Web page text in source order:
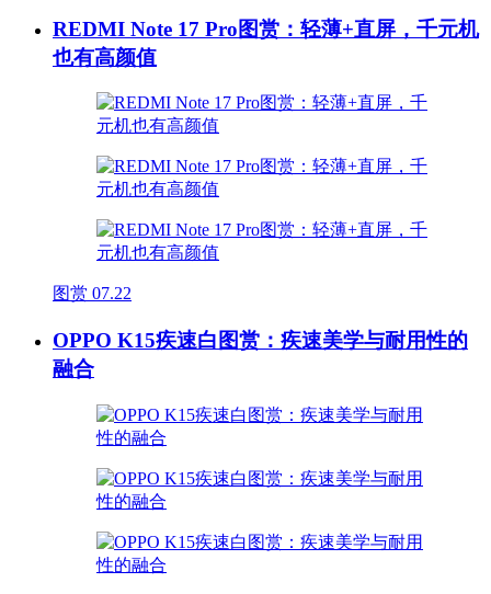
REDMI Note 17 Pro图赏：轻薄+直屏，千元机
也有高颜值
图赏 07.22
OPPO K15疾速白图赏：疾速美学与耐用性的
融合